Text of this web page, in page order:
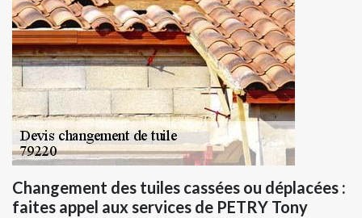
Changement des tuiles cassées ou déplacées :
faites appel aux services de PETRY Tony